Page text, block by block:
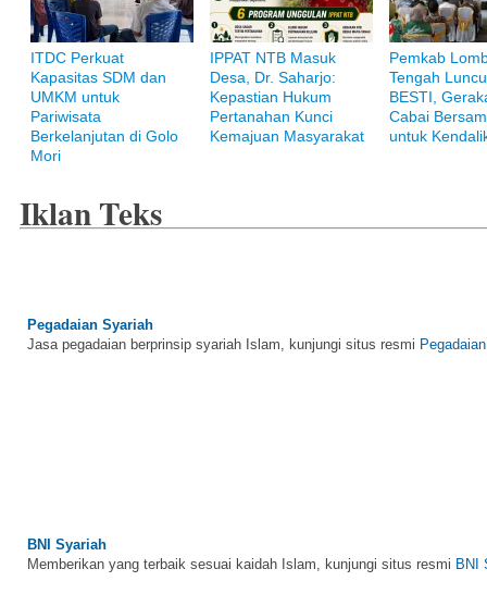
ITDC Perkuat
Kapasitas SDM dan
UMKM untuk
Pariwisata
Berkelanjutan di Golo
Mori
IPPAT NTB Masuk
Desa, Dr. Saharjo:
Kepastian Hukum
Pertanahan Kunci
Kemajuan Masyarakat
Pemkab
Tengah
BESTI,
Cabai
untuk
Iklan Teks
Bank Muamalat
Raih ketenangan dengan akses yang luas di Bank Muamalat
Jasa pegadaian berprinsip syariah Islam, kunjungi situs resmi
Memberikan yang terbaik sesuai kaidah Islam, kunjungi situs resmi